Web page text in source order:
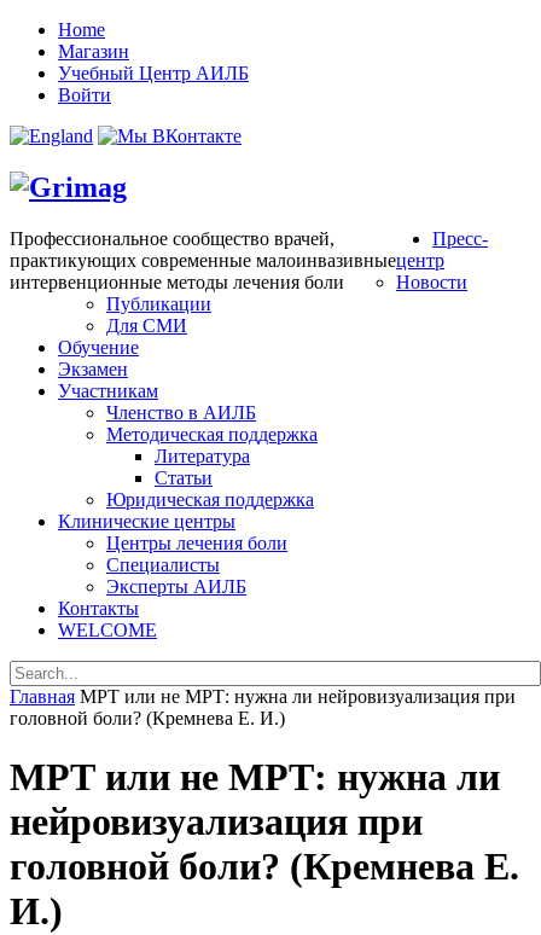
Home
Магазин
Учебный Центр АИЛБ
Войти
Профессиональное сообщество врачей,
практикующих современные малоинвазивные
интервенционные методы лечения боли
Пресс-
центр
Новости
Публикации
Для СМИ
Обучение
Экзамен
Участникам
Членство в АИЛБ
Методическая поддержка
Литература
Статьи
Юридическая поддержка
Клинические центры
Центры лечения боли
Специалисты
Эксперты АИЛБ
Контакты
WELCOME
Главная МРТ или не МРТ: нужна ли нейровизуализация при
головной боли? (Кремнева Е. И.)
МРТ или не МРТ: нужна ли
нейровизуализация при
головной боли? (Кремнева Е.
И.)